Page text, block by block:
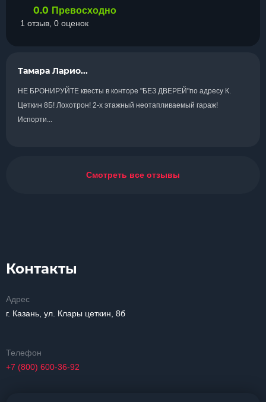
0.0 Превосходно
1 отзыв, 0 оценок
Тамара Ларио...
НЕ БРОНИРУЙТЕ квесты в конторе "БЕЗ ДВЕРЕЙ"по адресу К.
Цеткин 8Б! Лохотрон! 2-х этажный неотапливаемый гараж!
Испорти...
Смотреть все отзывы
Контакты
Адрес
г. Казань, ул. Клары цеткин, 8б
Телефон
+7 (800) 600-36-92